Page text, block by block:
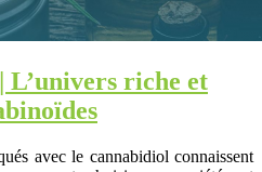
L’univers riche et
avec le cannabidiol connaissent